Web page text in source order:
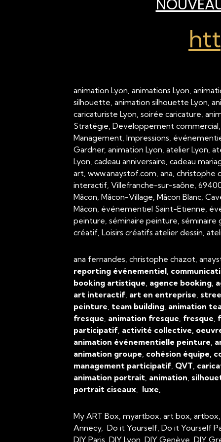
animation Lyon, animations Lyon,
silhouette, animation silhouette Lyon,
caricaturiste Lyon, soirée caricature,
Stratégie, Developpement
Management, Impressions,
Gardner, animation Lyon, atelier Lyon,
Lyon, cadeau anniversaire, cadeau
art, www.anaystof.com, ana,
interactif, Villefranche-sur-saône,
Mâcon, Mâcon-Village, Mâcon Blanc,
Mâcon, événementiel Saint-Etienne,
peinture, séminaire peinture,
créatif, Loisirs créatifs atelier dessin,
ana fernandes, christophe chazot,
reporting événementiel,
booking artistique, agence booking,
art interactif, art en entreprise,
peinture, team building, animation
fresque, animation fresque, fresque,
participatif, activité collective,
animation événementielle peinture,
animation groupe, cohésion équipe,
management participatif, QVT,
animation portrait, animation,
portrait ciseaux, luxe,
My ART Box, myartbox, art box,
Annecy, Do it Yourself, Do it Yourself
DIY Paris, DIY Lyon, DIY Genève, DIY